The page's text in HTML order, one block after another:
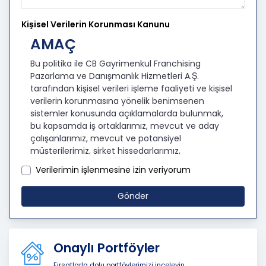
Kişisel Verilerin Korunması Kanunu
AMAÇ
Bu politika ile CB Gayrimenkul Franchising
Pazarlama ve Danışmanlık Hizmetleri A.Ş.
tarafından kişisel verileri işleme faaliyeti ve kişisel
verilerin korunmasına yönelik benimsenen
sistemler konusunda açıklamalarda bulunmak,
bu kapsamda iş ortaklarımız, mevcut ve aday
çalışanlarımız, mevcut ve potansiyel
müşterilerimiz, şirket hissedarlarımız,
ziyaretçilerimiz ve üçüncü kişiler başta olmak
üzer kişisel verileri şirketimiz tarafından işlenen
kişilerin bilgilendirilerek şeffaflığın sağlanması
KİŞİSEL VERİLERİN İŞLENMESİ
İLKELERİ
KVKK’ya uyumluluğun sağlanması için CB
Verilerimin işlenmesine izin veriyorum
Gönder
Onaylı Portföyler